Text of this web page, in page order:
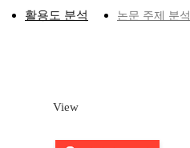
활용도 분석 논문 주제 분석
View